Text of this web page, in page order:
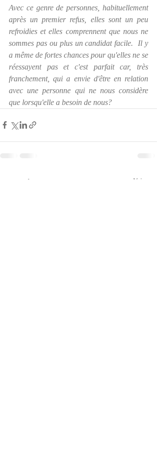
Avec ce genre de personnes, habituellement
après un premier refus, elles sont un peu
refroidies et elles comprennent que nous ne
sommes pas ou plus un candidat facile.  Il y
a même de fortes chances pour qu'elles ne se
réessayent pas et c'est parfait car, très
franchement, qui a envie d'être en relation
avec une personne qui ne nous considère
que lorsqu'elle a besoin de nous?
Posts récents Voir tout